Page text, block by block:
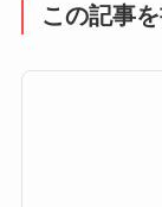
この記事